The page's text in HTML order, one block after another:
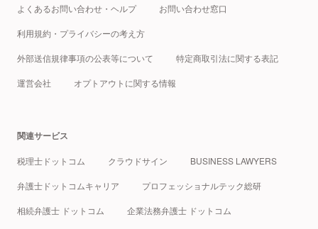
よくあるお問い合わせ・ヘルプ お問い合わせ窓口
利用規約・プライバシーの考え方
外部送信規律事項の公表等について 特定商取引法に関する表記
運営会社 オプトアウトに関する情報
関連サービス
税理士ドットコム クラウドサイン BUSINESS LAWYERS
弁護士ドットコムキャリア プロフェッショナルテック総研
相続弁護士 ドットコム 企業法務弁護士 ドットコム